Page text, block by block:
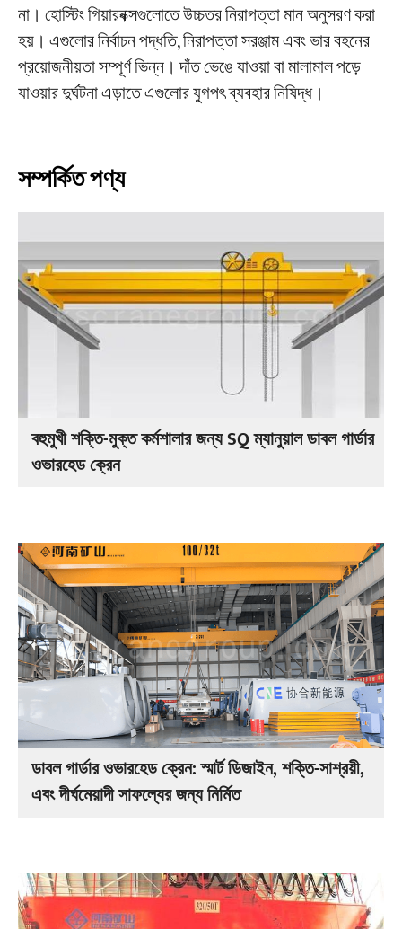
না। হোস্টিং গিয়ারবক্সগুলোতে উচ্চতর নিরাপত্তা মান অনুসরণ করা
হয়। এগুলোর নির্বাচন পদ্ধতি, নিরাপত্তা সরঞ্জাম এবং ভার বহনের
প্রয়োজনীয়তা সম্পূর্ণ ভিন্ন। দাঁত ভেঙে যাওয়া বা মালামাল পড়ে
যাওয়ার দুর্ঘটনা এড়াতে এগুলোর যুগপৎ ব্যবহার নিষিদ্ধ।
সম্পর্কিত পণ্য
বহুমুখী শক্তি-মুক্ত কর্মশালার জন্য SQ ম্যানুয়াল ডাবল গার্ডার
ওভারহেড ক্রেন
ডাবল গার্ডার ওভারহেড ক্রেন: স্মার্ট ডিজাইন, শক্তি-সাশ্রয়ী,
এবং দীর্ঘমেয়াদী সাফল্যের জন্য নির্মিত